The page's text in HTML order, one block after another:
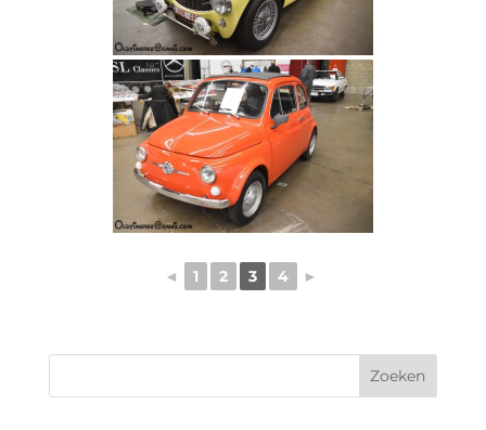
◄ 1 2 3 4 ►
Zoeken